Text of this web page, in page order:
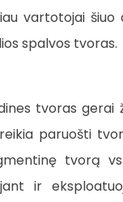
vartotojai šiuo
spalvos tvoras.
tvoras gerai
paruošti
tvorą
ir